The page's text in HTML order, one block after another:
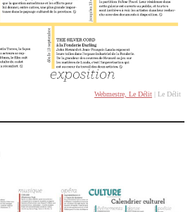
Webmestre, Le Délit | Le Délit